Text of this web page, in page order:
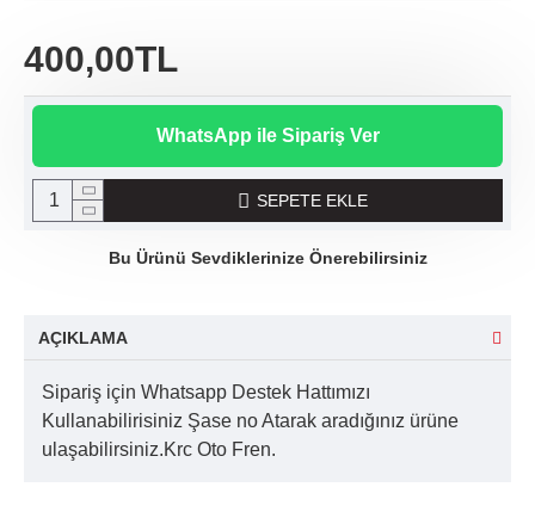
400,00TL
WhatsApp ile Sipariş Ver
SEPETE EKLE
Bu Ürünü Sevdiklerinize Önerebilirsiniz
AÇIKLAMA
Sipariş için Whatsapp Destek Hattımızı
Kullanabilirisiniz Şase no Atarak aradığınız ürüne
ulaşabilirsiniz.Krc Oto Fren.